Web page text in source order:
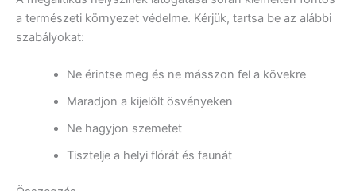
a természeti környezet védelme. Kérjük, tartsa be az alábbi
szabályokat:
Ne érintse meg és ne másszon fel a kövekre
Maradjon a kijelölt ösvényeken
Ne hagyjon szemetet
Tisztelje a helyi flórát és faunát